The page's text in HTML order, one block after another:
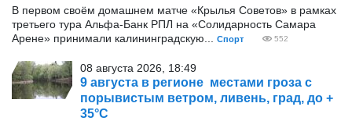
В первом своём домашнем матче «Крылья Советов» в рамках
третьего тура Альфа-Банк РПЛ на «Солидарность Самара
Арене» принимали калининградскую...
Спорт 552
08 августа 2026, 18:49
9 августа в регионе местами гроза с
порывистым ветром, ливень, град, до +
35°С